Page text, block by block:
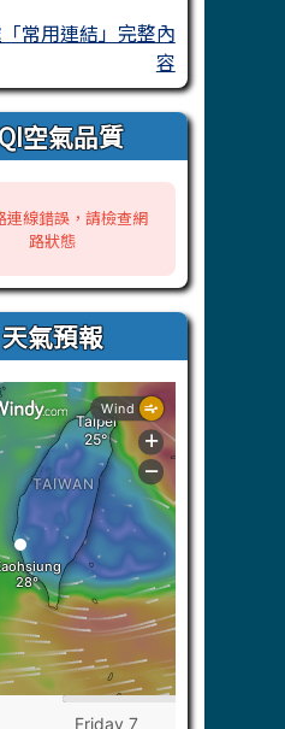
常用連結」完整內
容
空氣品質
線錯誤，請檢查網
路狀態
天氣預報